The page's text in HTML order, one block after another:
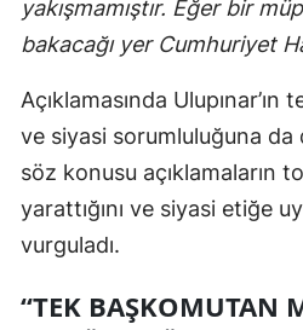
yakışmamıştır. Eğer bir
bakacağı yer Cumhuriyet
Açıklamasında
ve siyasi sorumluluğuna
söz konusu açıklamaların
yarattığını ve siyasi etiğe
vurguladı.
“TEK BAŞKOMUTAN